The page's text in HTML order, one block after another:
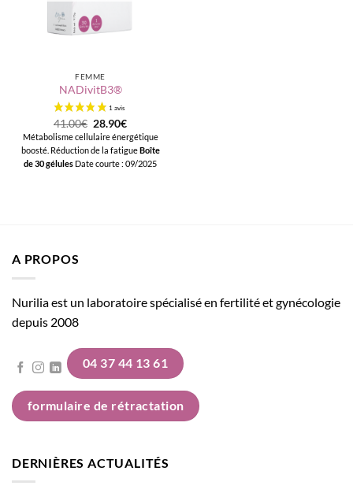
FEMME
NADivitB3®
1 avis
41.00€ Le
prix
initial
était :
41.00€.
28.90€Le
prix
actuel
est :
28.90€.
Métabolisme cellulaire énergétique
boosté. Réduction de la fatigueBoîte
de 30 gélules Date courte : 09/2025
A PROPOS
Nurilia est un laboratoire spécialisé en fertilité et gynécologie
depuis 2008
04 37 44 13 61
formulaire de rétractation
DERNIÈRES ACTUALITÉS